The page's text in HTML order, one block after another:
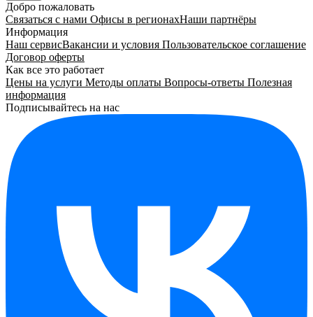
Добро пожаловать
Связаться с нами Офисы в регионахНаши партнёры
Информация
Наш сервисВакансии и условия Пользовательское соглашение
Договор оферты
Как все это работает
Цены на услуги Методы оплаты Вопросы-ответы Полезная
информация
Подписывайтесь на нас